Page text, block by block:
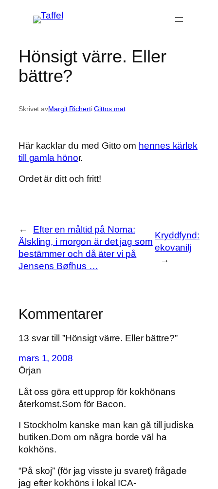
Hönsigt värre. Eller
bättre?
Skrivet avMargit RichertiGittos mat
Här kacklar du med Gitto om hennes kärlek
till gamla hönor.
Ordet är ditt och fritt!
←
Efter en måltid på Noma:
Älskling, i morgon är det jag som
bestämmer och då äter vi på
Jensens Bøfhus …
Kryddfynd:
ekovanilj
→
Kommentarer
13 svar till ”Hönsigt värre. Eller bättre?”
mars 1, 2008
Örjan
Låt oss göra ett upprop för kokhönans
återkomst.Som för Bacon.
I Stockholm kanske man kan gå till judiska
butiken.Dom om några borde väl ha
kokhöns.
“På skoj” (för jag visste ju svaret) frågade
jag efter kokhöns i lokal ICA-